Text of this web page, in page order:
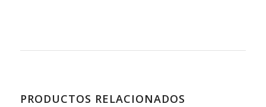
PRODUCTOS RELACIONADOS